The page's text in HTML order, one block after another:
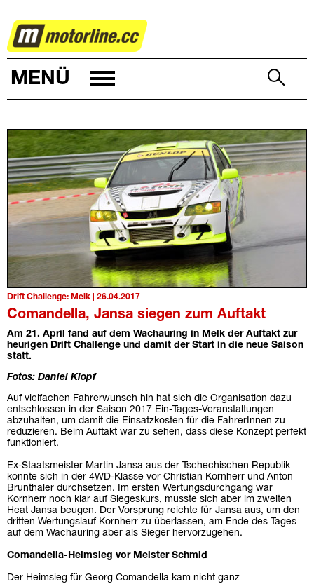
MOTORSPORT
MENÜ
Drift Challenge: Melk | 26.04.2017
Comandella, Jansa siegen zum Auftakt
Am 21. April fand auf dem Wachauring in Melk der Auftakt zur
heurigen Drift Challenge und damit der Start in die neue Saison
statt.
Fotos: Daniel Klopf
Auf vielfachen Fahrerwunsch hin hat sich die Organisation dazu
entschlossen in der Saison 2017 Ein-Tages-Veranstaltungen
abzuhalten, um damit die Einsatzkosten für die FahrerInnen zu
reduzieren. Beim Auftakt war zu sehen, dass diese Konzept perfekt
funktioniert.
Ex-Staatsmeister Martin Jansa aus der Tschechischen Republik
konnte sich in der 4WD-Klasse vor Christian Kornherr und Anton
Brunthaler durchsetzen. Im ersten Wertungsdurchgang war
Kornherr noch klar auf Siegeskurs, musste sich aber im zweiten
Heat Jansa beugen. Der Vorsprung reichte für Jansa aus, um den
dritten Wertungslauf Kornherr zu überlassen, am Ende des Tages
auf dem Wachauring aber als Sieger hervorzugehen.
Comandella-Heimsieg vor Meister Schmid
Der Heimsieg für Georg Comandella kam nicht ganz